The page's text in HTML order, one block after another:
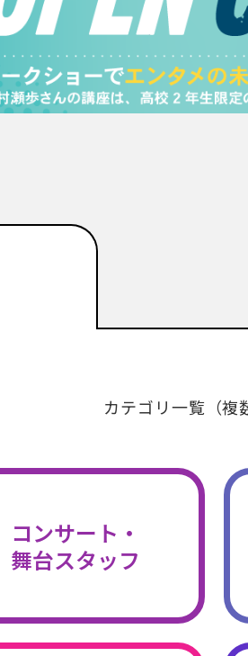
カテゴリ一覧（複
コンサート・
舞台スタッフ